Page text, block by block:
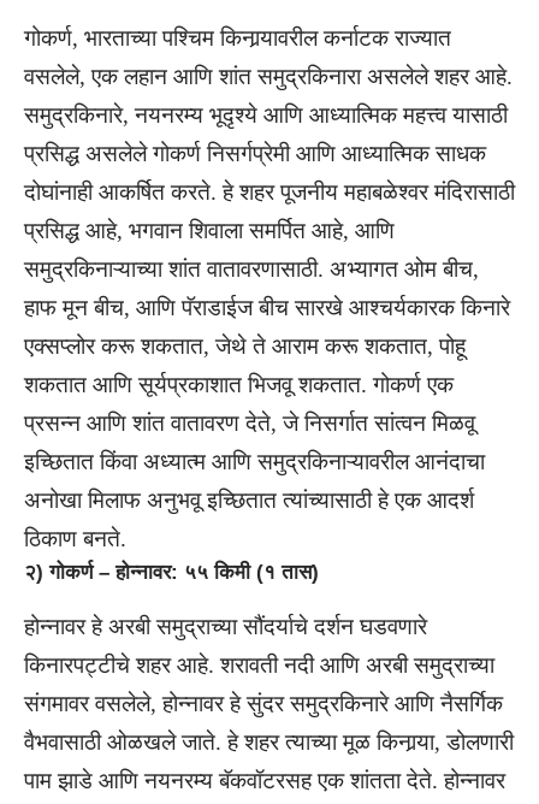
गोकर्ण, भारताच्या पश्चिम किनार्‍यावरील कर्नाटक राज्यात
वसलेले, एक लहान आणि शांत समुद्रकिनारा असलेले शहर आहे.
समुद्रकिनारे, नयनरम्य भूदृश्ये आणि आध्यात्मिक महत्त्व यासाठी
प्रसिद्ध असलेले गोकर्ण निसर्गप्रेमी आणि आध्यात्मिक साधक
दोघांनाही आकर्षित करते. हे शहर पूजनीय महाबळेश्वर मंदिरासाठी
प्रसिद्ध आहे, भगवान शिवाला समर्पित आहे, आणि
समुद्रकिनाऱ्याच्या शांत वातावरणासाठी. अभ्यागत ओम बीच,
हाफ मून बीच, आणि पॅराडाईज बीच सारखे आश्चर्यकारक किनारे
एक्सप्लोर करू शकतात, जेथे ते आराम करू शकतात, पोहू
शकतात आणि सूर्यप्रकाशात भिजवू शकतात. गोकर्ण एक
प्रसन्न आणि शांत वातावरण देते, जे निसर्गात सांत्वन मिळवू
इच्छितात किंवा अध्यात्म आणि समुद्रकिनाऱ्यावरील आनंदाचा
अनोखा मिलाफ अनुभवू इच्छितात त्यांच्यासाठी हे एक आदर्श
ठिकाण बनते.
२) गोकर्ण – होन्नावर: ५५ किमी (१ तास)
होन्नावर हे अरबी समुद्राच्या सौंदर्याचे दर्शन घडवणारे
किनारपट्टीचे शहर आहे. शरावती नदी आणि अरबी समुद्राच्या
संगमावर वसलेले, होन्नावर हे सुंदर समुद्रकिनारे आणि नैसर्गिक
वैभवासाठी ओळखले जाते. हे शहर त्याच्या मूळ किनार्‍या, डोलणारी
पाम झाडे आणि नयनरम्य बॅकवॉटरसह एक शांतता देते. होन्नावर